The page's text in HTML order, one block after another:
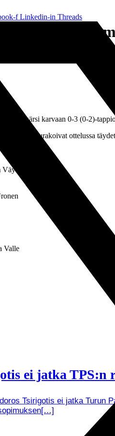
f Linkedin-in Threads
täydet
minuutit Pikkuhuuhkajien
kärsi karvaan 0-3 (0-2)-
Juho lähde urakoivat ottelussa
Valle
ei jatka TPS:n
Tsirigotis ei jatka Turun